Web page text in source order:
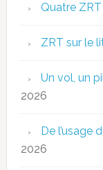
Quatre
ZRT sur le
Un vol, un
2026
De l’usage
2026